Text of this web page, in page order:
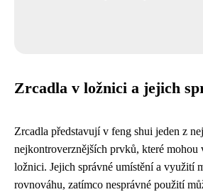
Zrcadla v ložnici a jejich
Zrcadla představují v feng shui jeden z
nejkontroverznějších prvků, které
ložnici. Jejich správné umístění a využití
rovnováhu, zatímco nesprávné použití